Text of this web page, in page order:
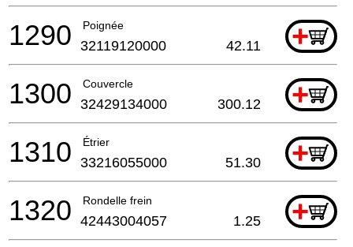
Poignée +
1290 32119120000 42.11
Couvercle +
1300 32429134000 300.12
Étrier +
1310 33216055000 51.30
Rondelle frein +
1320 42443004057 1.25